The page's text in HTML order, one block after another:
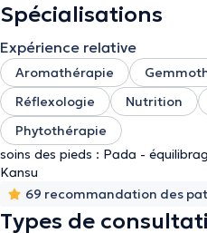
Spécialisations
Expérience relative
Aromathérapie
Réflexologie
Nutrition
Phytothérapie
soins des pieds : Pada -
Kansu
69 recommandation des
Types de